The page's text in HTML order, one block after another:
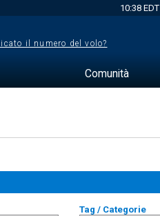
10:38 EDT
il numero del volo?
Comunità
Tag / Categorie